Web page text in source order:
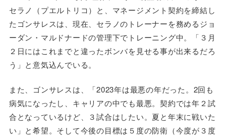
セラノ（プエルトリコ）と、マネージメント契約を締結し
たゴンサレスは、現在、セラノのトレーナーを務めるジョ
ーダン・マルドナードの管理下でトレーニング中。「３月
２日にはこれまでと違ったボンバを見せる事が出来るだろ
う」と意気込んでいる。
また、ゴンサレスは、「2023年は最悪の年だった。2回も
病気になったし、キャリアの中でも最悪。契約では年２試
合となっているけど、３試合はしたい。夏と年末に戦いた
い」と希望。そして今後の目標は５度の防衛（今度が３度